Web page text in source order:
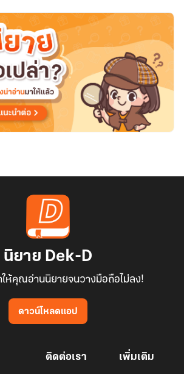
นิยาย Dek-D
ห้คุณอ่านนิยายจนวางมือถือไม่ลง!
ดาวน์โหลดแอป
ติดต่อเรา เพิ่มเติม